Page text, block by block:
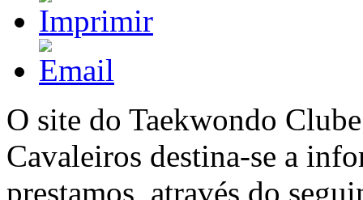
O site do Taekwondo
Cavaleiros destina-se a
prestamos, através do